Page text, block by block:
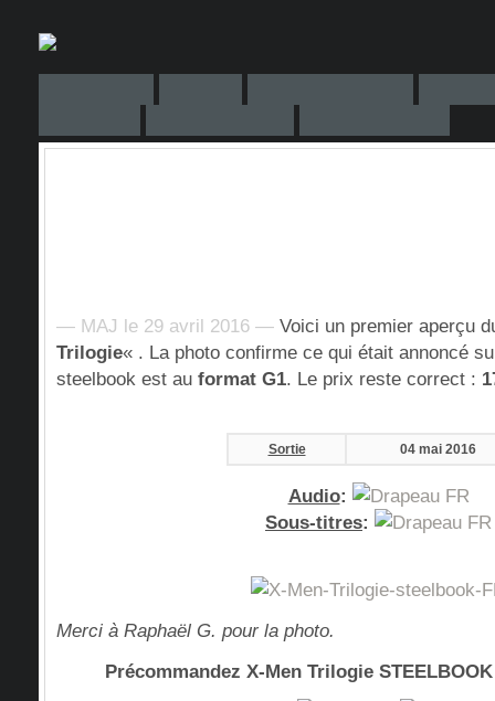
— MAJ le 29 avril 2016 — Voici un premier aperçu
Trilogie« . La photo confirme ce qui était annoncé
steelbook est au format G1. Le prix reste correct :
Sortie 04 mai 2016
Audio:
Sous-titres:
Merci à Raphaël G. pour la photo.
Précommandez X-Men Trilogie